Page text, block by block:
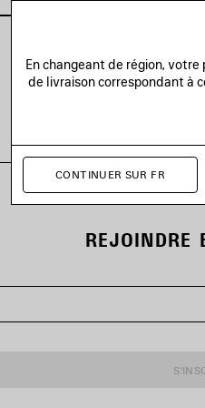
VOIR TOUS
REJOINDRE
En changeant de région,
de livraison correspondant à
CONTINUER SUR FR